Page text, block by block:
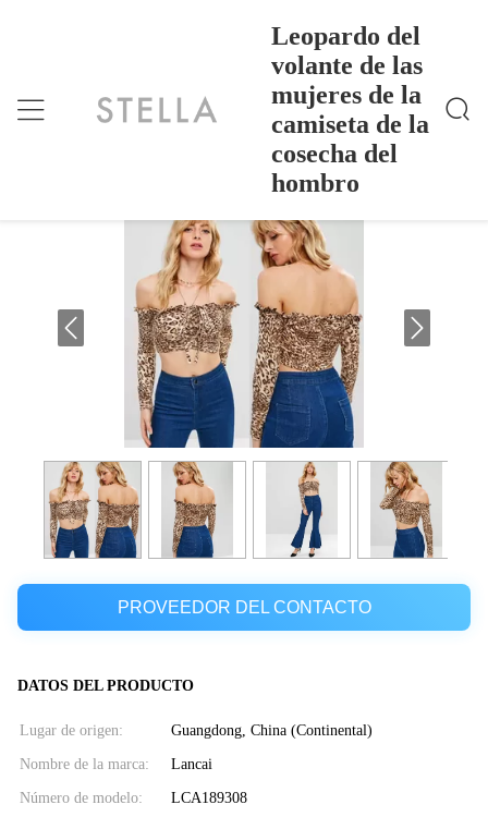
Leopardo del
volante de las
mujeres de la
camiseta de la
cosecha del
hombro
Inicio Products>Leopardo Del Volante De Las Mujeres De La Camiset
A De La Cosecha Del Hombro
Leopardo del volante de las mujeres de
la camiseta de la cosecha del hombro
PROVEEDOR DEL CONTACTO
DATOS DEL PRODUCTO
Lugar de origen: Guangdong, China (Continental)
Nombre de la marca: Lancai
Número de modelo: LCA189308